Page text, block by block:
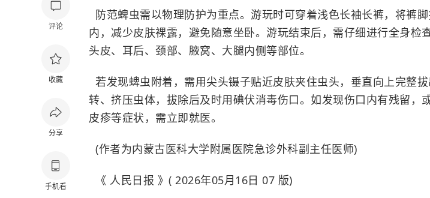
评论
收藏
分享
手机看
防范蜱虫需以物理防护为重点。游玩时可穿着浅色长袖长裤，将裤
内，减少皮肤裸露，避免随意坐卧。游玩结束后，需仔细进行全身检
头皮、耳后、颈部、腋窝、大腿内侧等部位。
若发现蜱虫附着，需用尖头镊子贴近皮肤夹住虫头，垂直向上完整
转、挤压虫体，拔除后及时用碘伏消毒伤口。如发现伤口内有残留，
皮疹等症状，需立即就医。
(作者为内蒙古医科大学附属医院急诊外科副主任医师)
《 人民日报 》( 2026年05月16日 07 版)